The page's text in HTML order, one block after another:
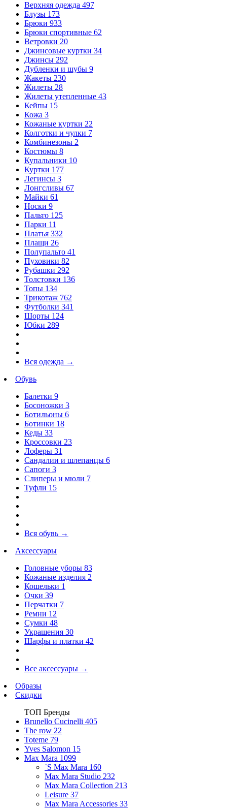
Верхняя одежда 497
Блузы 173
Брюки 933
Брюки спортивные 62
Ветровки 20
Джинсовые куртки 34
Джинсы 292
Дубленки и шубы 9
Жакеты 230
Жилеты 28
Жилеты утепленные 43
Кейпы 15
Кожа 3
Кожаные куртки 22
Колготки и чулки 7
Комбинезоны 2
Костюмы 8
Купальники 10
Куртки 177
Легинсы 3
Лонгсливы 67
Майки 61
Носки 9
Пальто 125
Парки 11
Платья 332
Плащи 26
Полупальто 41
Пуховики 82
Рубашки 292
Толстовки 136
Топы 134
Трикотаж 762
Футболки 341
Шорты 124
Юбки 289
Вся одежда →
Обувь
Балетки 9
Босоножки 3
Ботильоны 6
Ботинки 18
Кеды 33
Кроссовки 23
Лоферы 31
Сандалии и шлепанцы 6
Сапоги 3
Слиперы и мюли 7
Туфли 15
Вся обувь →
Аксессуары
Головные уборы 83
Кожаные изделия 2
Кошельки 1
Очки 39
Перчатки 7
Ремни 12
Сумки 48
Украшения 30
Шарфы и платки 42
Все аксессуары →
Образы
Скидки
ТОП Бренды
Brunello Cucinelli 405
The row 22
Toteme 79
Yves Salomon 15
Max Mara 1099
`S Max Mara 160
Max Mara Studio 232
Max Mara Collection 213
Leisure 37
Max Mara Accessories 33